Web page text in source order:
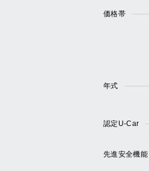
価格帯
年式
認定U-Car
先進安全機能